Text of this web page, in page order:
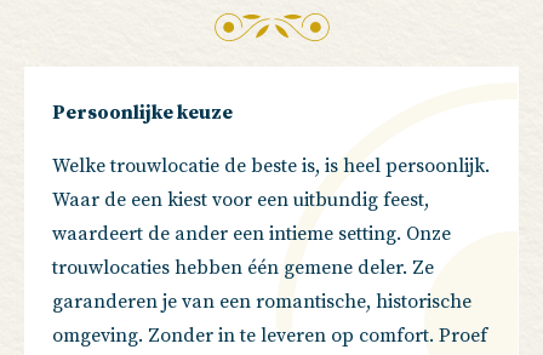
Persoonlijke keuze
Welke trouwlocatie de beste is, is heel persoonlijk.
Waar de een kiest voor een uitbundig feest,
waardeert de ander een intieme setting. Onze
trouwlocaties hebben één gemene deler. Ze
garanderen je van een romantische, historische
omgeving. Zonder in te leveren op comfort. Proef